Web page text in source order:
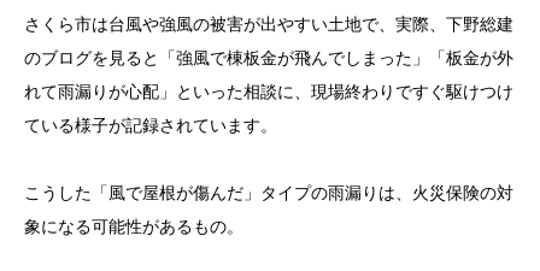
さくら市は台風や強風の被害が出やすい土地で、実際、下野総建
のブログを見ると「強風で棟板金が飛んでしまった」「板金が外
れて雨漏りが心配」といった相談に、現場終わりですぐ駆けつけ
ている様子が記録されています。
こうした「風で屋根が傷んだ」タイプの雨漏りは、火災保険の対
象になる可能性があるもの。